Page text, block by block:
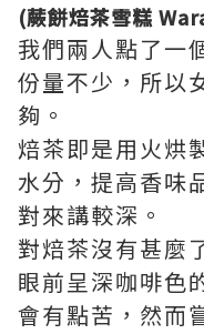
(蕨餅焙茶雪糕
我們兩人點了一
份量不少，所以
夠。
焙茶即是用火烘
水分，提高香味
對來講較深。
對焙茶沒有甚麼
眼前呈深咖啡色
會有點苦，然而